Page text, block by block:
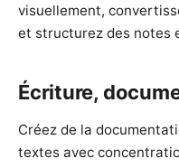
visuellement,
et structurez des notes
Écriture,
Créez de la
textes avec